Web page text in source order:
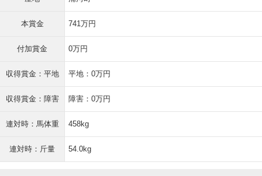
本賞金 741万円
付加賞金 0万円
収得賞金：平地 平地：0万円
収得賞金：障害 障害：0万円
連対時：馬体重 458kg
連対時：斤量 54.0kg